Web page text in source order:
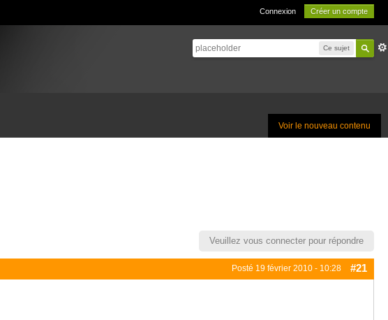
Connexion Créer un compte
Ce sujet
Voir le nouveau contenu
Veuillez vous connecter pour répondre
Posté 19 février 2010 - 10:28 #21